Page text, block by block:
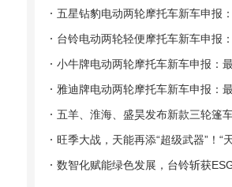
55km/h 能否抢占短途出行市场？
五星钻豹电动两轮摩托车新车申报
速55km/h 能否俘获用户青睐？
台铃电动两轮轻便摩托车新车申报
速49km/h 能否抢占短途出行市场？
小牛牌电动两轮摩托车新车申报：
60km/h配ABS 能否抢占代步市场？
雅迪牌电动两轮摩托车新车申报：
51km/h 能抢占短途出行市场吗？
五羊、淮海、盛昊发布新款三轮篷
挡雨，驾乘舒适，夏季出行必备！
旺季大战，天能再添“超级武器”！“
固态电池即将震撼上市，全国招商
数智化赋能绿色发展，台铃斩获